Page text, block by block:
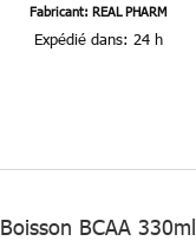
Fabricant: REAL PHARM
Expédié dans: 24 h
Boisson BCAA 330ml